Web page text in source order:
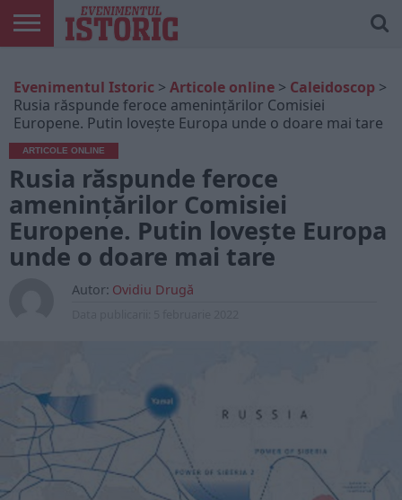
ONLINE
EDIȚII
TIPĂRITE
ISTORIC
PLAY
CONTUL
MEU
Evenimentul Istoric > Articole online > Caleidoscop >
Rusia răspunde feroce amenințărilor Comisiei
Europene. Putin lovește Europa unde o doare mai tare
ARTICOLE ONLINE
Rusia răspunde feroce
amenințărilor Comisiei
Europene. Putin lovește Europa
unde o doare mai tare
Autor: Ovidiu Drugă